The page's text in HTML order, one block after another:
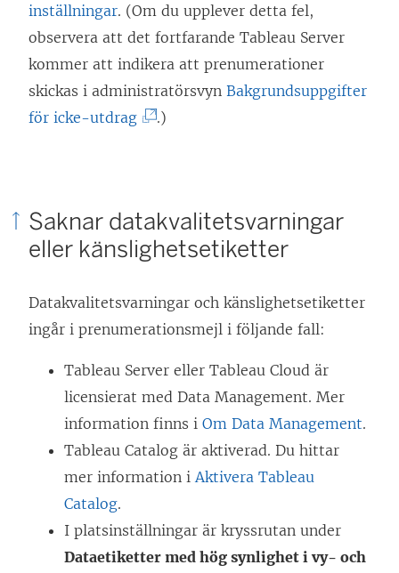
inställningar. (Om du upplever detta fel,
observera att det fortfarande Tableau Server
kommer att indikera att prenumerationer
skickas i administratörsvyn Bakgrundsuppgifter
för icke-utdrag(
k
e
ö
p
.)
Saknar datakvalitetsvarningar
eller känslighetsetiketter
Datakvalitetsvarningar och känslighetsetiketter
ingår i prenumerationsmejl i följande fall:
Tableau Server eller Tableau Cloud är
licensierat med Data Management. Mer
information finns i Om Data Management.
Tableau Catalog är aktiverad. Du hittar
mer information i Aktivera Tableau
Catalog.
I platsinställningar är kryssrutan under
Dataetiketter med hög synlighet i vy- och